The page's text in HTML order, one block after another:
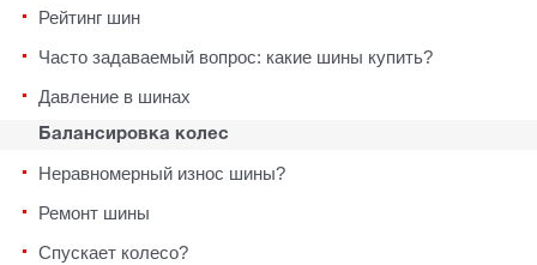
Рейтинг шин
Часто задаваемый вопрос: какие шины купить?
Давление в шинах
Балансировка колес
Неравномерный износ шины?
Ремонт шины
Спускает колесо?